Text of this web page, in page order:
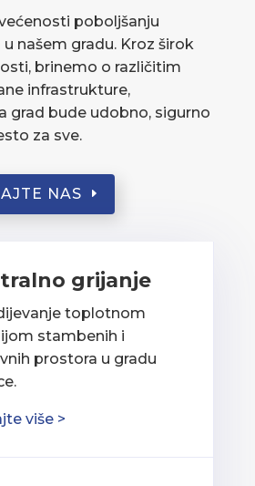
poboljšanju
našem gradu. Kroz širok
brinemo o različitim
infrastrukture,
grad bude udobno, sigurno
za sve.
NAS
grijanje
toplotnom
stambenih i
prostora u gradu
više >